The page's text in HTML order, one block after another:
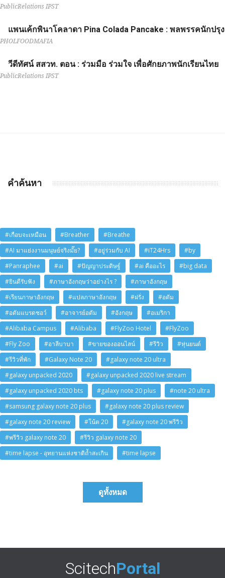
PublicRelations IPST
แพนเค้กพินาโคลาดา Pina Colada Pancake : พลพรรคนักปรุง
PHOLFOODMAFIA
วีดีทัศน์ สสวท. ตอน : ร่วมมือ ร่วมใจ เพื่อศักยภาพนักเรียนไทย
PublicRelations IPST
คำค้นหา
#เกือบจะเหมือน #Breather
#Breathe
#AI มาแย่งงานมนุษย์จริงมั๊ย?
#อยู่ร่วมกับ AI #iT24Hrs
#by
#Panraphee
#ai #ปัญญาประดิษฐ์ #ai คืออะไร
#big data
#ยินดีรับฟัง
#ภาษาอังกฤษว่าอย่างไร ?
#ภาษาอังกฤษ
#เรียนภาษาอังกฤษ
#แปลภาษาอังกฤษ #ฝรั่ง
#อดัม
#อดัมแบรดชอว์
#อาจารย์อดัม #อังกฤษ
#อเมริกา
#Alibaba Campus
#Alibaba #FlyZoo Hotel
#FlyZoo
#Fly Zoo
#อาลีบาบา #ขายของออนไลน์ #รีวิว
#หุ่นยนต์
#รีวิวที่พัก
#Galaxy Note 20
#galaxy note 20 ultra
#galaxy unpacked 2020
#galaxy unpacked 2020 live stream
#galaxy unpacked 2020 bts
#galaxy note 20 plus
#note 20 ultra
#samsung galaxy note 20 plus
#galaxy note 20 plus review
#galaxy note 20 review
#โน้ต 20
#galaxy note 20 พรีวิว
#พรีวิว galaxy note 20
#รีวิว galaxy note 20
#time lapse - อุทยานแห่งชาติถ้ำสะเกิน
#time lapse
ดูทั้งหมด
ScitechPortal